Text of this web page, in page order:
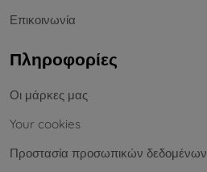
Επικοινωνία
Πληροφορίες
Οι μάρκες μας
Your cookies
Προστασία προσωπικών δεδομένων